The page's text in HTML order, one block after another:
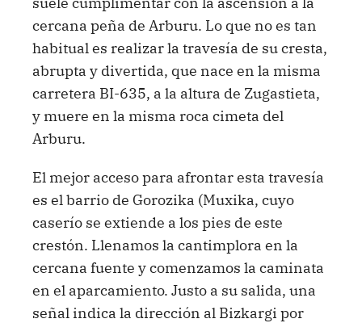
cercana peña de Arburu. Lo que no es tan
habitual es realizar la travesía de su cresta,
abrupta y divertida, que nace en la misma
carretera BI-635, a la altura de Zugastieta,
y muere en la misma roca cimeta del
Arburu.
El mejor acceso para afrontar esta travesía
es el barrio de Gorozika (Muxika, cuyo
caserío se extiende a los pies de este
crestón. Llenamos la cantimplora en la
cercana fuente y comenzamos la caminata
en el aparcamiento. Justo a su salida, una
señal indica la dirección al Bizkargi por